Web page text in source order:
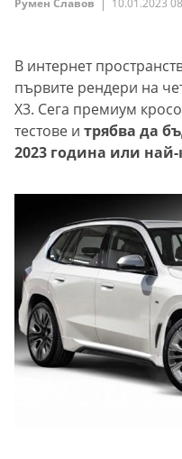
Румен Славов 10.01.2023
В интернет
първите рендери на
X3. Сега премиум
тестове и трябва да
2023 година или най-